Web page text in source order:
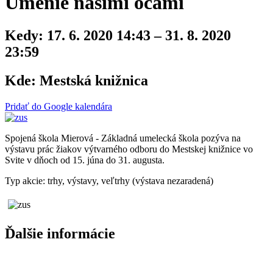
Kedy: 17. 6. 2020 14:43 – 31. 8. 2020
23:59
Kde: Mestská knižnica
Pridať do Google kalendára
Spojená škola Mierová - Základná umelecká škola pozýva na
výstavu prác žiakov výtvarného odboru do Mestskej knižnice vo
Svite v dňoch od 15. júna do 31. augusta.
Typ akcie: trhy, výstavy, veľtrhy (výstava nezaradená)
Ďalšie informácie